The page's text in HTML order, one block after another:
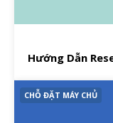
Hướng Dẫn
CHỖ ĐẶT MÁY CHỦ